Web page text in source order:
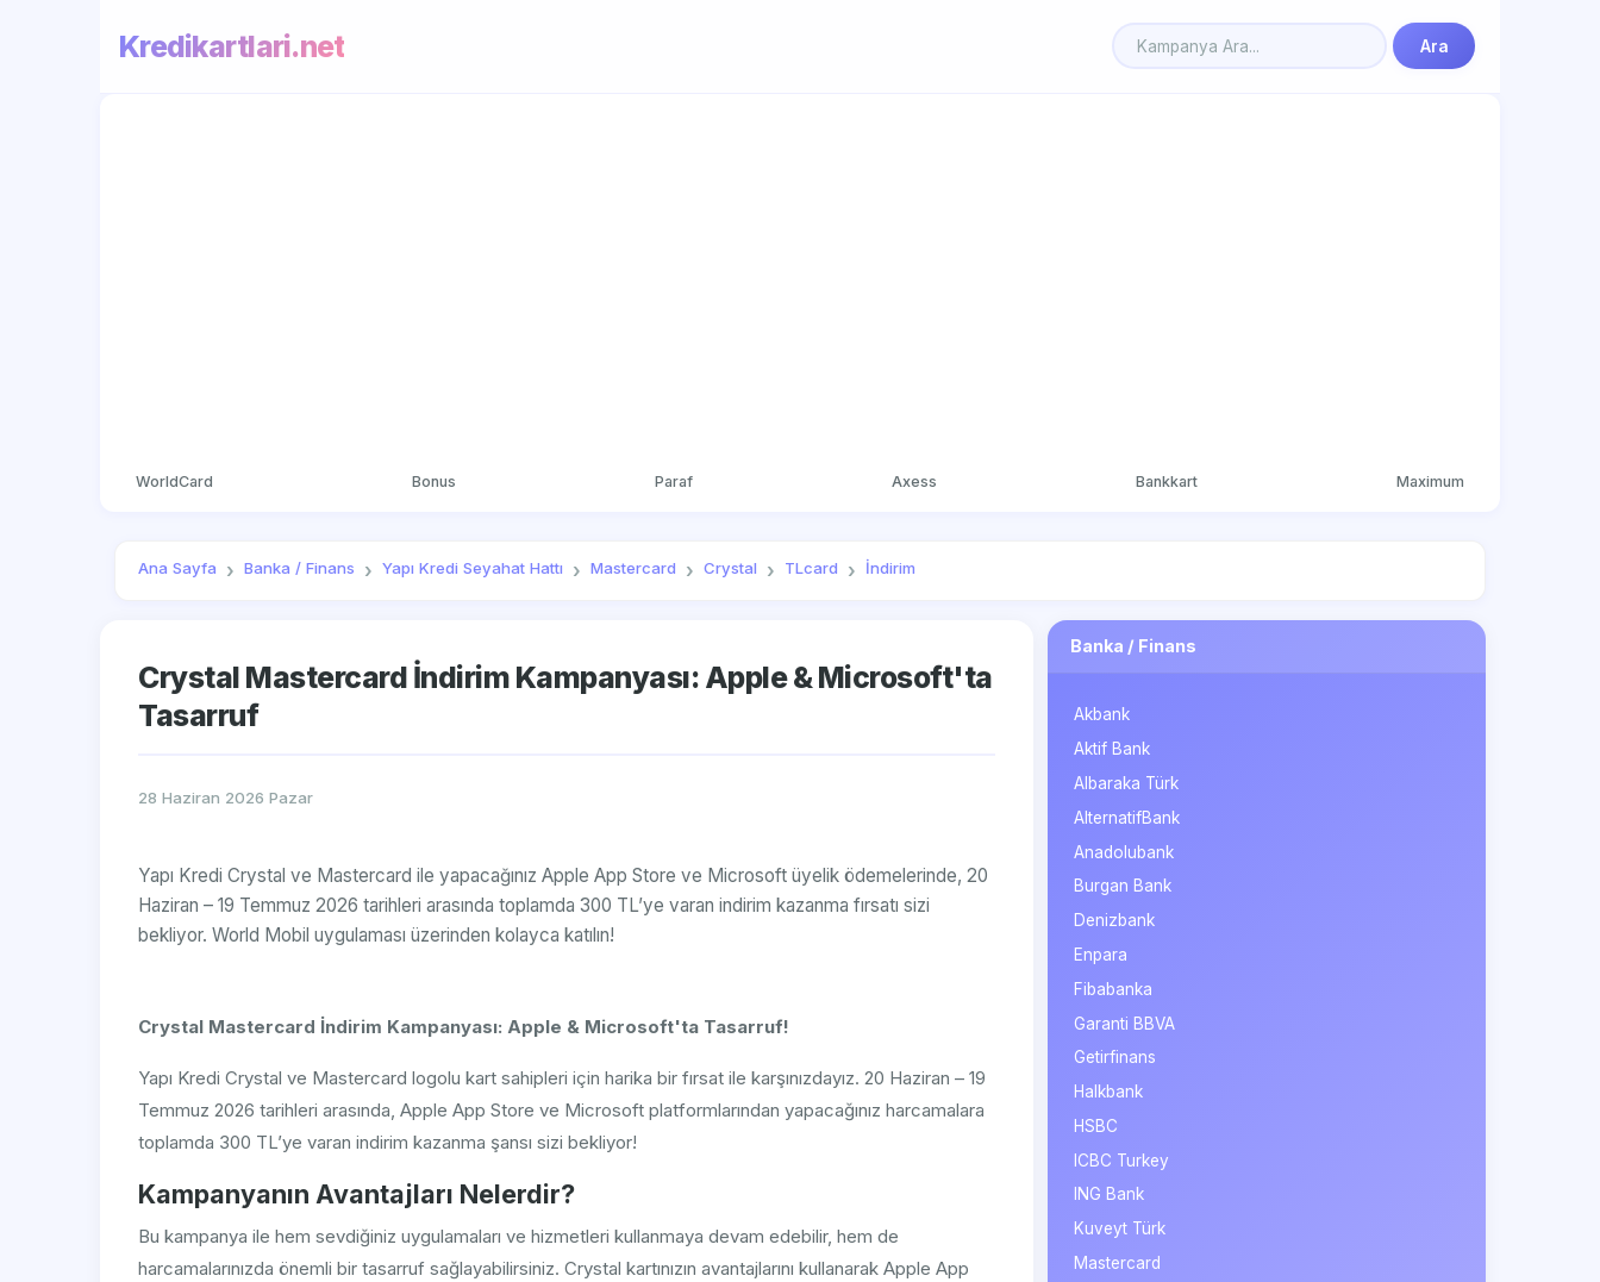
Kredikartlari.net Ara
WorldCard Bonus Paraf Axess Bankkart Maximum
Ana Sayfa Banka / Finans Yapı Kredi Seyahat Hattı Mastercard Crystal TLcard İndirim
Crystal Mastercard İndirim Kampanyası: Apple & Microsoft'ta
Tasarruf
28 Haziran 2026 Pazar
Yapı Kredi Crystal ve Mastercard ile yapacağınız Apple App Store ve Microsoft üyelik ödemelerinde, 20
Haziran – 19 Temmuz 2026 tarihleri arasında toplamda 300 TL’ye varan indirim kazanma fırsatı sizi
bekliyor. World Mobil uygulaması üzerinden kolayca katılın!
Crystal Mastercard İndirim Kampanyası: Apple & Microsoft'ta Tasarruf!
Yapı Kredi Crystal ve Mastercard logolu kart sahipleri için harika bir fırsat ile karşınızdayız. 20 Haziran – 19
Temmuz 2026 tarihleri arasında, Apple App Store ve Microsoft platformlarından yapacağınız harcamalara
toplamda 300 TL’ye varan indirim kazanma şansı sizi bekliyor!
Kampanyanın Avantajları Nelerdir?
Bu kampanya ile hem sevdiğiniz uygulamaları ve hizmetleri kullanmaya devam edebilir, hem de
harcamalarınızda önemli bir tasarruf sağlayabilirsiniz. Crystal kartınızın avantajlarını kullanarak Apple App
Banka / Finans
Akbank
Aktif Bank
Albaraka Türk
AlternatifBank
Anadolubank
Burgan Bank
Denizbank
Enpara
Fibabanka
Garanti BBVA
Getirfinans
Halkbank
HSBC
ICBC Turkey
ING Bank
Kuveyt Türk
Mastercard